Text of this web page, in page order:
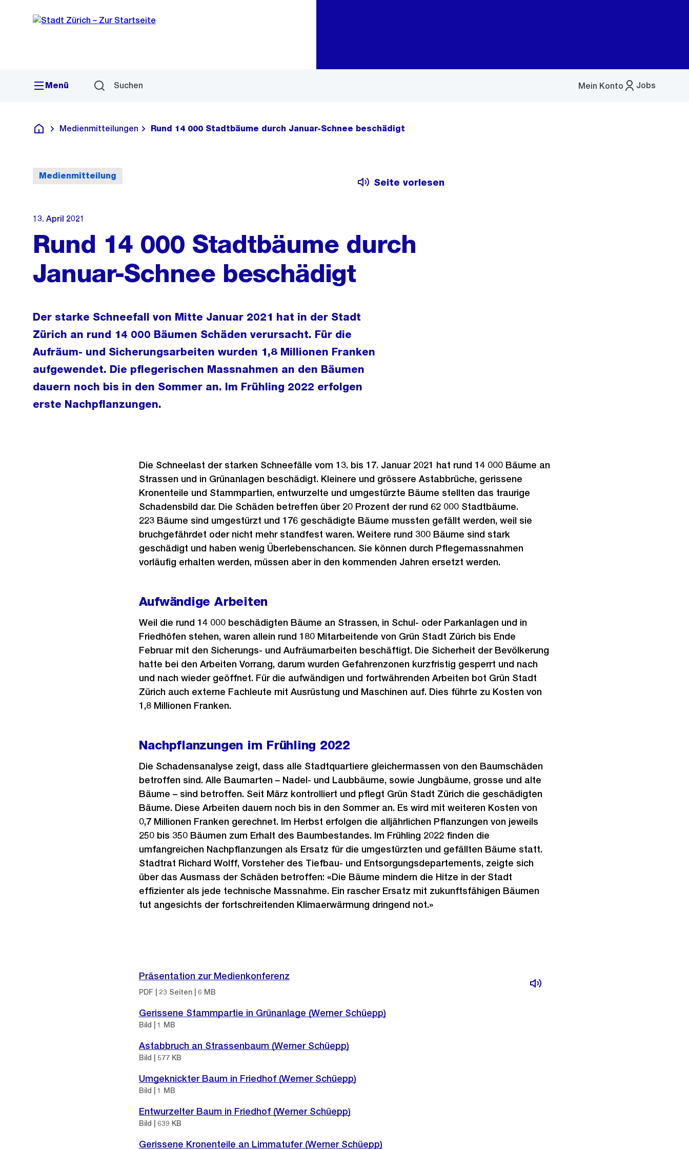
Navigation
Sprunglink
Menü Suchen Jobs
Mein Konto
Menü
Deutsch
Medienmitteilungen Rund 14 000 Stadtbäume durch Januar-Schnee beschädigt
Medienmitteilung
Seite vorlesen
13. April 2021
Rund 14 000 Stadtbäume durch
Januar-Schnee beschädigt
Der starke Schneefall von Mitte Januar 2021 hat in der Stadt
Zürich an rund 14 000 Bäumen Schäden verursacht. Für die
Aufräum- und Sicherungsarbeiten wurden 1,8 Millionen Franken
aufgewendet. Die pflegerischen Massnahmen an den Bäumen
dauern noch bis in den Sommer an. Im Frühling 2022 erfolgen
erste Nachpflanzungen.
Die Schneelast der starken Schneefälle vom 13. bis 17. Januar 2021 hat rund 14 000 Bäume an
Strassen und in Grünanlagen beschädigt. Kleinere und grössere Astabbrüche, gerissene
Kronenteile und Stammpartien, entwurzelte und umgestürzte Bäume stellten das traurige
Schadensbild dar. Die Schäden betreffen über 20 Prozent der rund 62 000 Stadtbäume.
223 Bäume sind umgestürzt und 176 geschädigte Bäume mussten gefällt werden, weil sie
bruchgefährdet oder nicht mehr standfest waren. Weitere rund 300 Bäume sind stark
geschädigt und haben wenig Überlebenschancen. Sie können durch Pflegemassnahmen
vorläufig erhalten werden, müssen aber in den kommenden Jahren ersetzt werden.
Aufwändige Arbeiten
Weil die rund 14 000 beschädigten Bäume an Strassen, in Schul- oder Parkanlagen und in
Friedhöfen stehen, waren allein rund 180 Mitarbeitende von Grün Stadt Zürich bis Ende
Februar mit den Sicherungs- und Aufräumarbeiten beschäftigt. Die Sicherheit der Bevölkerung
hatte bei den Arbeiten Vorrang, darum wurden Gefahrenzonen kurzfristig gesperrt und nach
und nach wieder geöffnet. Für die aufwändigen und fortwährenden Arbeiten bot Grün Stadt
Zürich auch externe Fachleute mit Ausrüstung und Maschinen auf. Dies führte zu Kosten von
1,8 Millionen Franken.
Nachpflanzungen im Frühling 2022
Die Schadensanalyse zeigt, dass alle Stadtquartiere gleichermassen von den Baumschäden
betroffen sind. Alle Baumarten – Nadel- und Laubbäume, sowie Jungbäume, grosse und alte
Bäume – sind betroffen. Seit März kontrolliert und pflegt Grün Stadt Zürich die geschädigten
Bäume. Diese Arbeiten dauern noch bis in den Sommer an. Es wird mit weiteren Kosten von
0,7 Millionen Franken gerechnet. Im Herbst erfolgen die alljährlichen Pflanzungen von jeweils
250 bis 350 Bäumen zum Erhalt des Baumbestandes. Im Frühling 2022 finden die
umfangreichen Nachpflanzungen als Ersatz für die umgestürzten und gefällten Bäume statt.
Stadtrat Richard Wolff, Vorsteher des Tiefbau- und Entsorgungsdepartements, zeigte sich
über das Ausmass der Schäden betroffen: «Die Bäume mindern die Hitze in der Stadt
effizienter als jede technische Massnahme. Ein rascher Ersatz mit zukunftsfähigen Bäumen
tut angesichts der fortschreitenden Klimaerwärmung dringend not.»
Präsentation zur Medienkonferenz
PDF | 23 Seiten | 6 MB
Gerissene Stammpartie in Grünanlage (Werner Schüepp)
Bild | 1 MB
Astabbruch an Strassenbaum (Werner Schüepp)
Bild | 577 KB
Umgeknickter Baum in Friedhof (Werner Schüepp)
Bild | 1 MB
Entwurzelter Baum in Friedhof (Werner Schüepp)
Bild | 639 KB
Gerissene Kronenteile an Limmatufer (Werner Schüepp)